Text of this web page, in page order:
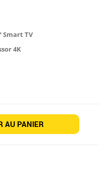
Smart TV
4K
AU PANIER